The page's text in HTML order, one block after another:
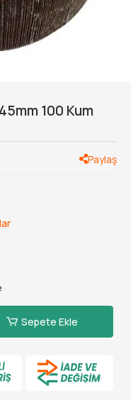
100 Kum
Paylaş
Sepete Ekle